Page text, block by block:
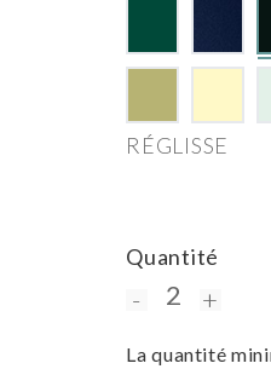
RÉGLISSE
Quantité
- +
La quantité